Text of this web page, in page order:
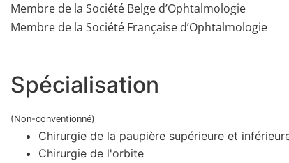
Membre de la Société Belge d’Ophtalmologie
Membre de la Société Française d’Ophtalmologie
Spécialisation
(Non-conventionné)
Chirurgie de la paupière supérieure et
Chirurgie de l'orbite